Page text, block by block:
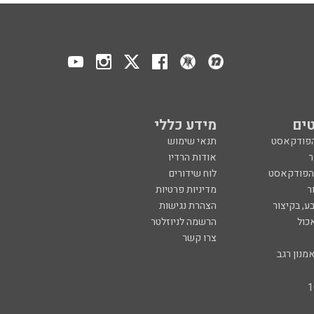
מידע כללי
תנאי שימוש
אודות הרדיו
הפודקאסט
לוח שידורים
מדיניות פרטיות
בקיצור
הצהרת נגישות
הרשמה לניוזלטר
צרו קשר
רגב